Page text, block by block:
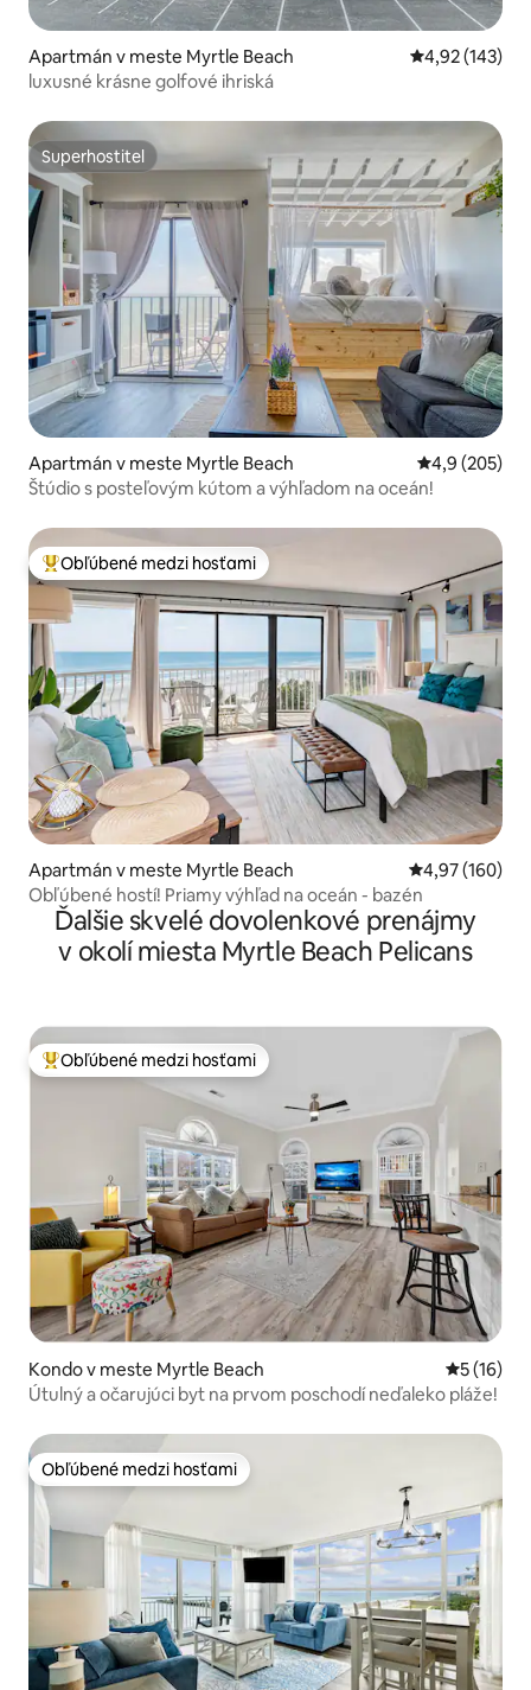
Apartmán v meste Myrtle Beach Priemerné
4,92 (143)
luxusné krásne golfové ihriská
Superhostiteľ
Superhostiteľ
Apartmán v meste Myrtle Beach Priemerné
4,9 (205)
Štúdio s posteľovým kútom a výhľadom na oceán!
Najobľúbenejšie medzi hosťami
Obľúbené medzi hosťami
Apartmán v meste Myrtle Beach Priemerné
4,97 (160)
Obľúbené hostí! Priamy výhľad na oceán - bazén
Ďalšie skvelé dovolenkové prenájmy
v okolí miesta Myrtle Beach Pelicans
Najobľúbenejšie medzi hosťami
Obľúbené medzi hosťami
Kondo v meste Myrtle Beach
5 (16)
Útulný a očarujúci byt na prvom poschodí neďaleko pláže!
Obľúbené medzi hosťami
Obľúbené medzi hosťami